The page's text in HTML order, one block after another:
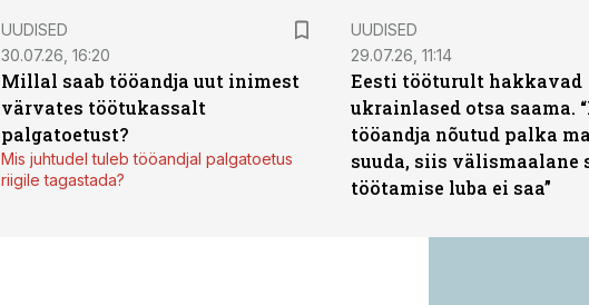
UUDISED
30.07.26, 16:20
Millal saab tööandja uut inimest
värvates töötukassalt
palgatoetust?
Mis juhtudel tuleb tööandjal palgatoetus
riigile tagastada?
UUDISED
29.07.26, 11:14
Eesti tööturult hakkavad
ukrainlased otsa saama.
tööandja nõutud palka
suuda, siis välismaalane
töötamise luba ei saa”